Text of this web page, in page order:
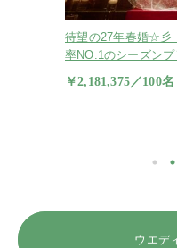
★NEW★【2027
予約がお得♪ゆっ
￥2,626,680／100
ウエデ